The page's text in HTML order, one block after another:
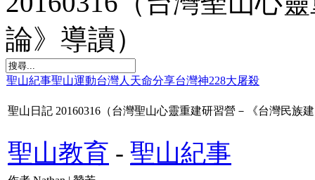
論》導讀）
聖山紀事聖山運動台灣人天命分享台灣神228大屠殺
聖山日記 20160316（台灣聖山心靈重建研習營－《台灣民族
聖山教育 - 聖山紀事